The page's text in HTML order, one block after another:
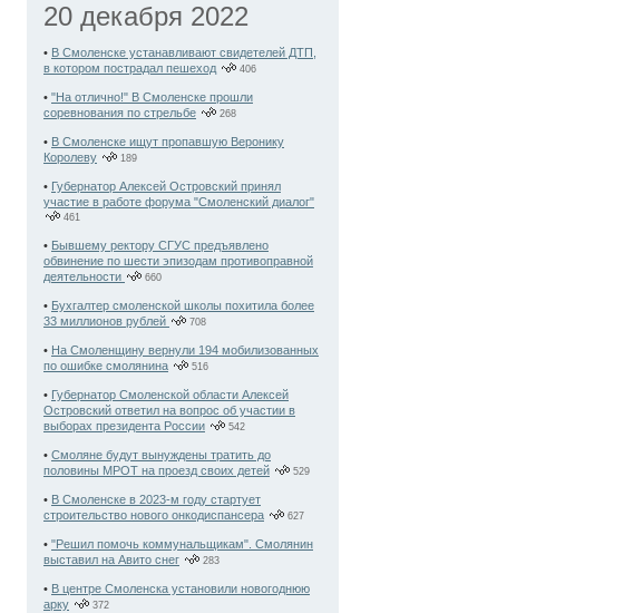
20 декабря 2022
• В Смоленске устанавливают свидетелей ДТП,
в котором пострадал пешеход
406
• "На отлично!" В Смоленске прошли
соревнования по стрельбе
268
• В Смоленске ищут пропавшую Веронику
Королеву
189
• Губернатор Алексей Островский принял
участие в работе форума "Смоленский диалог"
461
• Бывшему ректору СГУС предъявлено
обвинение по шести эпизодам противоправной
деятельности
660
• Бухгалтер смоленской школы похитила более
33 миллионов рублей
708
• На Смоленщину вернули 194 мобилизованных
по ошибке смолянина
516
• Губернатор Смоленской области Алексей
Островский ответил на вопрос об участии в
выборах президента России
542
• Смоляне будут вынуждены тратить до
половины МРОТ на проезд своих детей
529
• В Смоленске в 2023-м году стартует
строительство нового онкодиспансера
627
• "Решил помочь коммунальщикам". Смолянин
выставил на Авито снег
283
• В центре Смоленска установили новогоднюю
арку
372